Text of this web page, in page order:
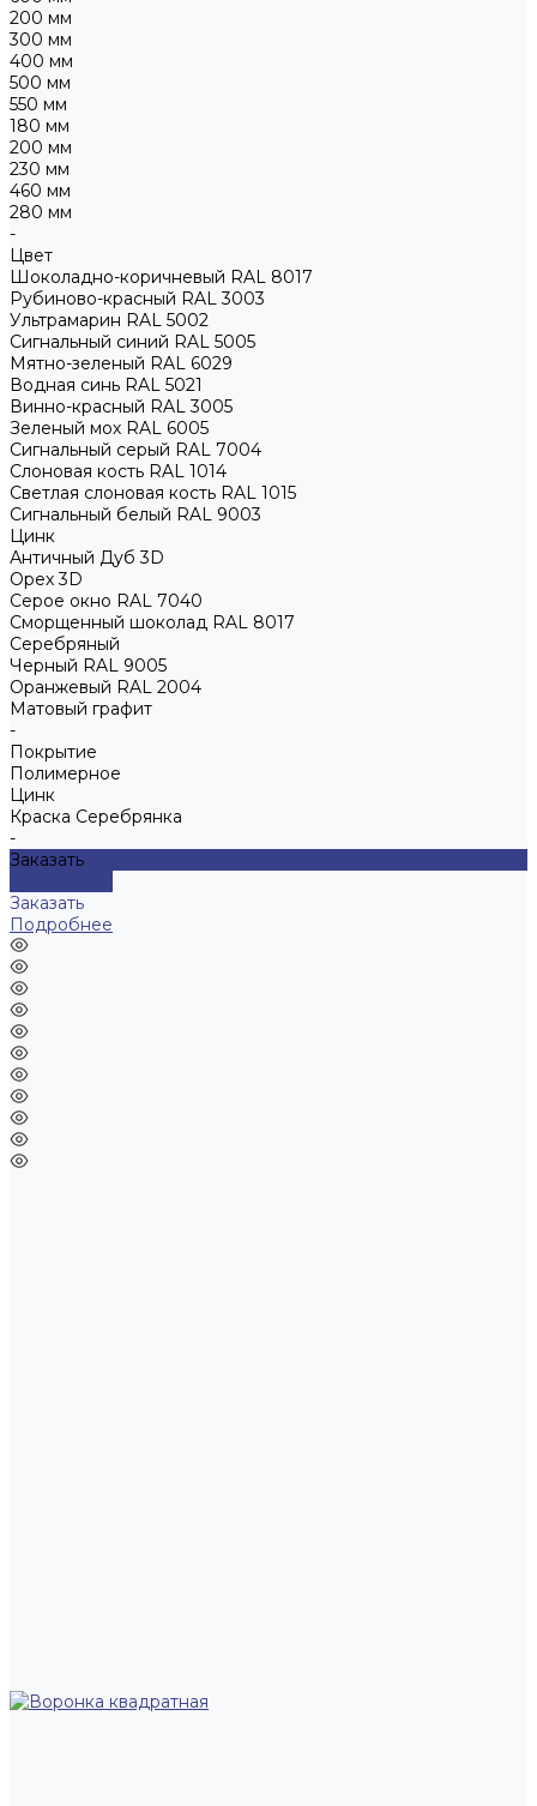
200 мм
300 мм
400 мм
500 мм
550 мм
180 мм
200 мм
230 мм
460 мм
280 мм
-
Цвет
Шоколадно-коричневый RAL 8017
Рубиново-красный RAL 3003
Ультрамарин RAL 5002
Сигнальный синий RAL 5005
Мятно-зеленый RAL 6029
Водная синь RAL 5021
Винно-красный RAL 3005
Зеленый мох RAL 6005
Сигнальный серый RAL 7004
Слоновая кость RAL 1014
Светлая слоновая кость RAL 1015
Сигнальный белый RAL 9003
Цинк
Античный Дуб 3D
Орех 3D
Серое окно RAL 7040
Сморщенный шоколад RAL 8017
Серебряный
Черный RAL 9005
Оранжевый RAL 2004
Матовый графит
-
Покрытие
Полимерное
Цинк
Краска Серебрянка
-
Заказать
Заказать
Подробнее